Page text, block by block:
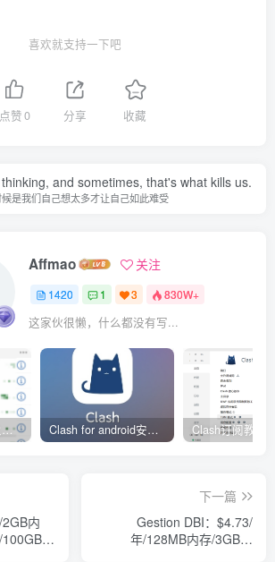
喜欢就支持一下吧
点赞0 分享 收藏
and sometimes, that's what kills us.
是我们自己想太多才让自己如此难受
Affmao 关注
1420 1 3 830W+
这家伙很懒，什么都没有写...
苹果 iOS 使用小火箭(shadowrocket)新手教程 Clash for android安卓客户端保姆级新手使用教程
内
流
下一篇
Gestion DBI：$4.73/
年/128MB内存/3GB空